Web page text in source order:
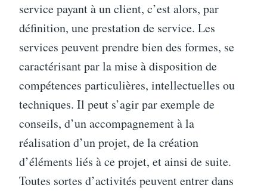
service payant à un client, c’est alors, par
définition, une prestation de service. Les
services peuvent prendre bien des formes, se
caractérisant par la mise à disposition de
compétences particulières, intellectuelles ou
techniques. Il peut s’agir par exemple de
conseils, d’un accompagnement à la
réalisation d’un projet, de la création
d’éléments liés à ce projet, et ainsi de suite.
Toutes sortes d’activités peuvent entrer dans